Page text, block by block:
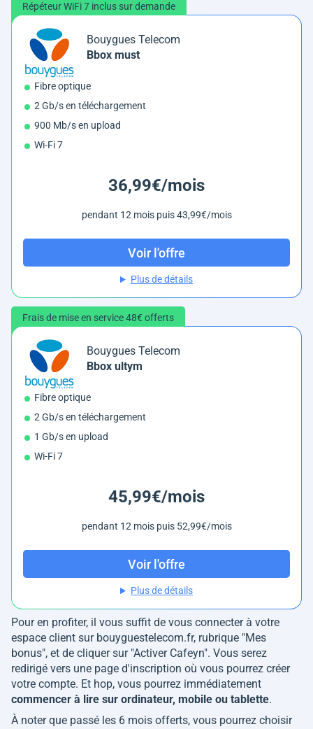
Répéteur WiFi 7 inclus sur demande
Bouygues Telecom
Bbox must
Fibre optique
2 Gb/s en téléchargement
900 Mb/s en upload
Wi-Fi 7
36,99€/mois
pendant 12 mois puis 43,99€/mois
Voir l'offre
Plus de détails
Frais de mise en service 48€ offerts
Bouygues Telecom
Bbox ultym
Fibre optique
2 Gb/s en téléchargement
1 Gb/s en upload
Wi-Fi 7
45,99€/mois
pendant 12 mois puis 52,99€/mois
Voir l'offre
Plus de détails
Pour en profiter, il vous suffit de vous connecter à votre
espace client sur bouyguestelecom.fr, rubrique "Mes
bonus", et de cliquer sur "Activer Cafeyn". Vous serez
redirigé vers une page d'inscription où vous pourrez créer
votre compte. Et hop, vous pourrez immédiatement
commencer à lire sur ordinateur, mobile ou tablette.
À noter que passé les 6 mois offerts, vous pourrez choisir